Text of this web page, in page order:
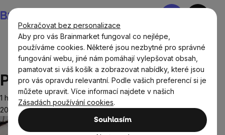
Pokračovat bez personalizace
Aby pro vás Brainmarket fungoval co nejlépe,
používáme cookies. Některé jsou nezbytné pro správné
fungování webu, jiné nám pomáhají vylepšovat obsah,
pamatovat si váš košík a zobrazovat nabídky, které jsou
pro vás opravdu relevantní. Podle vašich preferencí si je
můžete upravit. Více informací najdete v našich
Zásadách používání cookies.
Souhlasím
na
obsah
Nákupní
Recepty Vegetariánské recepty Pasanda s quinoou
Pasanda s quinoou
1 hodina
20.02.2023